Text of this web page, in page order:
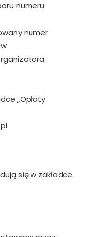
numeru
numer
„Opłaty
się w zakładce